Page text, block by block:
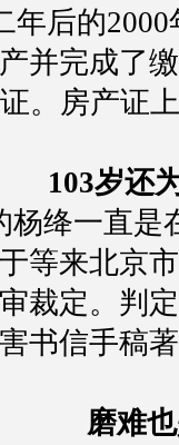
年后的2000
并完成了
。房产证
103岁还
杨绛一直是
等来北京
裁定。判
书信手稿
磨难